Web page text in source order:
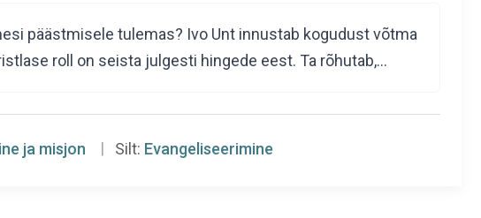
päästmisele tulemas? Ivo Unt innustab kogudust võtma
roll on seista julgesti hingede eest. Ta rõhutab,…
ja misjon Silt: Evangeliseerimine